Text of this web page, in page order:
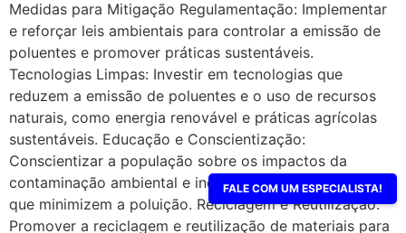
Medidas para Mitigação Regulamentação: Implementar
e reforçar leis ambientais para controlar a emissão de
poluentes e promover práticas sustentáveis.
Tecnologias Limpas: Investir em tecnologias que
reduzem a emissão de poluentes e o uso de recursos
naturais, como energia renovável e práticas agrícolas
sustentáveis. Educação e Conscientização:
Conscientizar a população sobre os impactos da
contaminação ambiental e incentivar comportamentos
que minimizem a poluição. Reciclagem e Reutilização:
Promover a reciclagem e reutilização de materiais para
FALE COM UM ESPECIALISTA!